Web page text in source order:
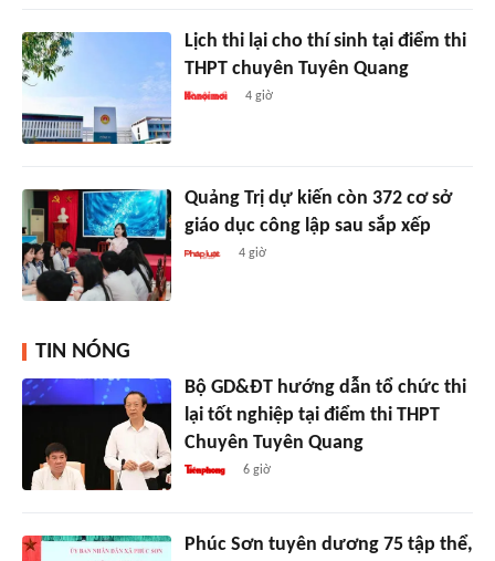
Lịch thi lại cho thí sinh tại điểm thi
THPT chuyên Tuyên Quang
4 giờ
Quảng Trị dự kiến còn 372 cơ sở
giáo dục công lập sau sắp xếp
4 giờ
TIN NÓNG
Bộ GD&ĐT hướng dẫn tổ chức thi
lại tốt nghiệp tại điểm thi THPT
Chuyên Tuyên Quang
6 giờ
Phúc Sơn tuyên dương 75 tập thể,